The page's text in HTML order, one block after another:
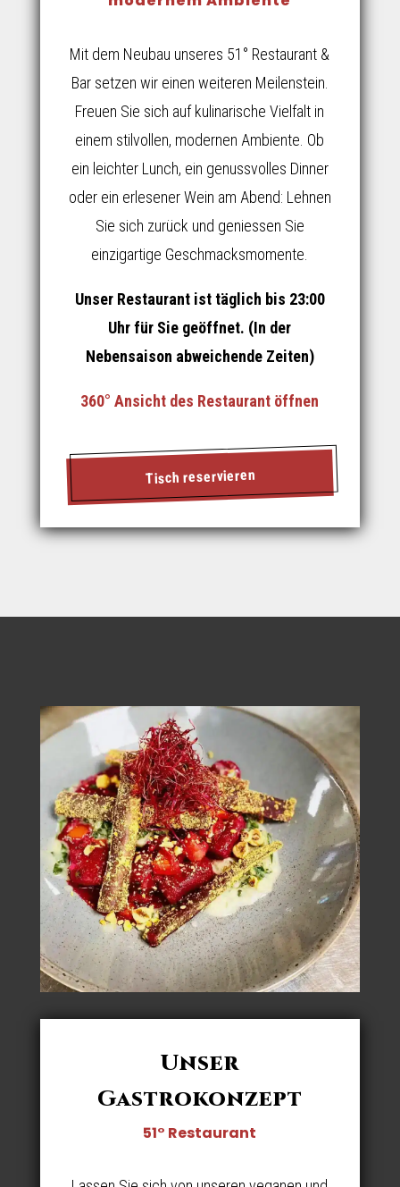
Mit dem Neubau unseres 51° Restaurant &
Bar setzen wir einen weiteren Meilenstein.
Freuen Sie sich auf kulinarische Vielfalt in
einem stilvollen, modernen Ambiente. Ob
ein leichter Lunch, ein genussvolles Dinner
oder ein erlesener Wein am Abend: Lehnen
Sie sich zurück und geniessen Sie
einzigartige Geschmacksmomente.
Unser Restaurant ist täglich bis 23:00
Uhr für Sie geöffnet. (In der
Nebensaison abweichende Zeiten)
360° Ansicht des Restaurant öffnen
Tisch reservieren
Unser
Gastrokonzept
51° Restaurant